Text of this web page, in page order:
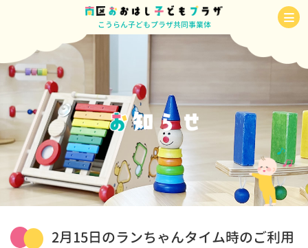
こうらん子どもプラザ共同事業体
2月15日のランちゃんタイム時のご利用